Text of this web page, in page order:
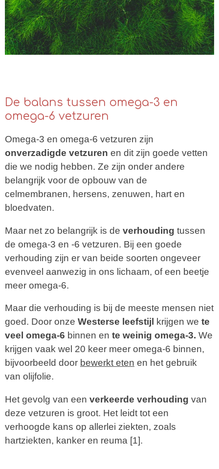
De balans tussen omega-3 en
omega-6 vetzuren
Omega-3 en omega-6 vetzuren zijn
onverzadigde vetzuren en dit zijn goede vetten
die we nodig hebben. Ze zijn onder andere
belangrijk voor de opbouw van de
celmembranen, hersens, zenuwen, hart en
bloedvaten.
Maar net zo belangrijk is de verhouding tussen
de omega-3 en -6 vetzuren. Bij een goede
verhouding zijn er van beide soorten ongeveer
evenveel aanwezig in ons lichaam, of een beetje
meer omega-6.
Maar die verhouding is bij de meeste mensen niet
goed. Door onze Westerse leefstijl krijgen we te
veel omega-6 binnen en te weinig omega-3. We
krijgen vaak wel 20 keer meer omega-6 binnen,
bijvoorbeeld door bewerkt eten en het gebruik
van olijfolie.
Het gevolg van een verkeerde verhouding van
deze vetzuren is groot. Het leidt tot een
verhoogde kans op allerlei ziekten, zoals
hartziekten, kanker en reuma [1].